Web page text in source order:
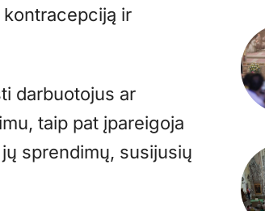
ir
darbuotojus ar
taip pat įpareigoja
sprendimų, susijusių